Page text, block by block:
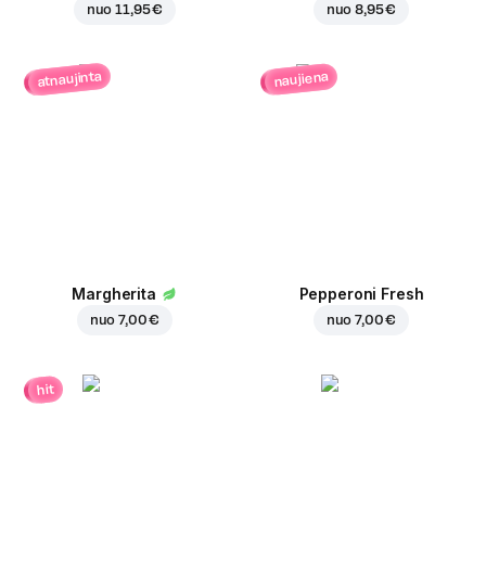
nuo11,95 € nuo8,95 €
atnaujinta
Margherita
nuo7,00 €
naujiena
Pepperoni Fresh
nuo7,00 €
hit